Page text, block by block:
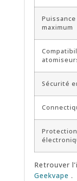
Puissance
maximum
Sécurité
Retrouver
Geekvape .